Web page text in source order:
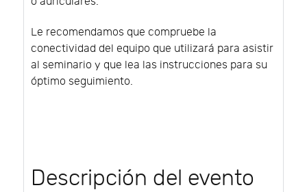
Le recomendamos que compruebe la
conectividad del equipo que utilizará para asistir
al seminario y que lea las instrucciones para su
óptimo seguimiento.
Descripción del evento